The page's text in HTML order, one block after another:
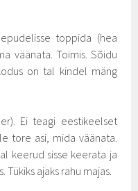
toppida (hea
väänata. Toimis. Sõidu
on tal kindel mäng
Ei teagi eestikeelset
tore asi, mida väänata.
keerud sisse keerata ja
ajaks rahu majas.